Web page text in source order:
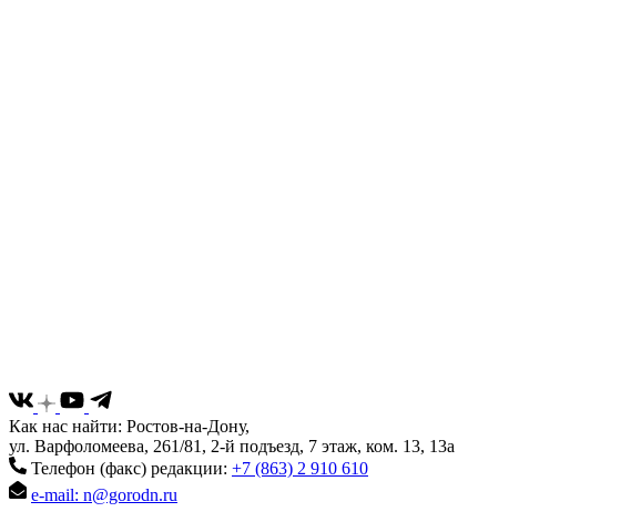
Как нас найти: Ростов-на-Дону,
ул. Варфоломеева, 261/81, 2-й подъезд, 7 этаж, ком. 13, 13а
Телефон (факс) редакции: +7 (863) 2 910 610
e-mail: n@gorodn.ru